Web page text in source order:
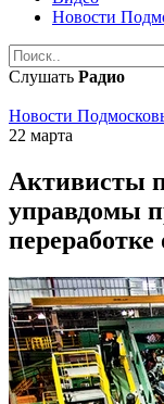
Новости
Слушать Радио
Новости
22 марта
Активисты
управдомы
переработке